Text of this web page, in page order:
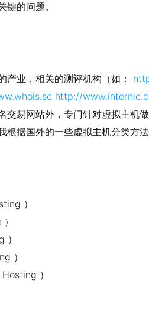
的问题。
产业，相关的测评机构（如：
http://
交易网站外，专门针对虚拟主机
根据国外的一些虚拟主机分类方
）
）
）